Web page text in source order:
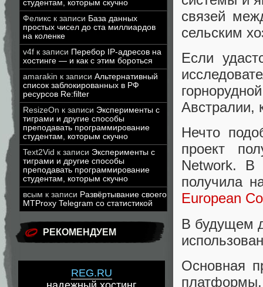
студентам, которым скучно
Феликс к записи База данных
простых чисел до ста миллиардов
на коленке
v4f к записи Перебор IP-адресов на
хостинге — и как с этим бороться
amarakin к записи Альтернативный
список заблокированных в РФ
ресурсов Re:filter
ResizeOn к записи Эксперименты с
тиграми и другие способы
преподавать программирование
студентам, которым скучно
Text2Vid к записи Эксперименты с
тиграми и другие способы
преподавать программирование
студентам, которым скучно
всым к записи Развёртывание своего
MTProxy Telegram со статистикой
РЕКОМЕНДУЕМ
REG.RU
связей
сельским
Если
Австралии,
Нечто
проект
Network. В
получила
European
В будущем
Основная